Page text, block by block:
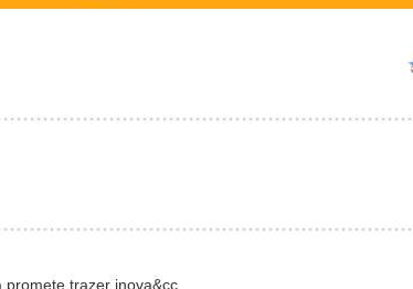
promete trazer inova&cc